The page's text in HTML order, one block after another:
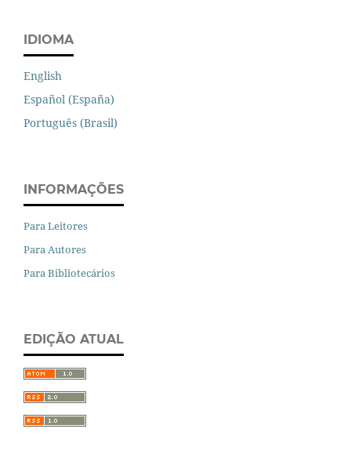
IDIOMA
English
Español (España)
Português (Brasil)
INFORMAÇÕES
Para Leitores
Para Autores
Para Bibliotecários
EDIÇÃO ATUAL